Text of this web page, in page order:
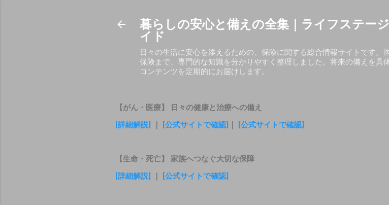
暮らしの安心と備えの全集｜ライフステー
イド
日々の生活に安心を添えるための、保険に関する総合情報サイトです。
保険まで、専門的な知識を分かりやすく整理しました。将来の備えを具
コンテンツを定期的にお届けします。
【がん・医療】 日々の健康と治療への備え
[詳細解説]
[公式サイトで確認] [公式サイトで確認]
【生命・死亡】 家族へつなぐ大切な保障
[詳細解説]
[公式サイトで確認]